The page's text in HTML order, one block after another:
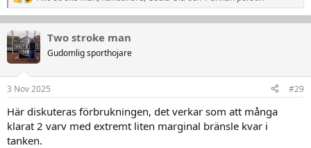
e
a
k
t
i
n
e
:
Two stroke man
Gudomlig sporthojare
3 Nov 2025 #29
Här diskuteras förbrukningen, det verkar som att många
klarat 2 varv med extremt liten marginal bränsle kvar i
tanken.